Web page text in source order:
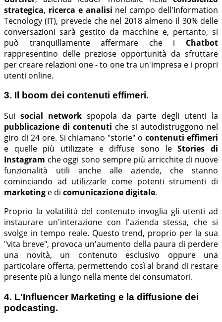
strategica, ricerca e analisi nel campo dell'Information
Tecnology (IT), prevede che nel 2018 almeno il 30% delle
conversazioni sarà gestito da macchine e, pertanto, si
può tranquillamente affermare che i Chatbot
rappresentino delle preziose opportunità da sfruttare
per creare relazioni one - to one tra un'impresa e i propri
utenti online.
3. Il boom dei contenuti effimeri.
Sui social network spopola da parte degli utenti la
pubblicazione di contenuti che si autodistruggono nel
giro di 24 ore. Si chiamano "storie" ocontenuti effimeri
e quelle più utilizzate e diffuse sono leStories di
Instagram che oggi sono sempre più arricchite di nuove
funzionalità utili anche alle aziende, che stanno
cominciando ad utilizzarle come potenti strumenti di
marketing e di comunicazione digitale.
Proprio la volatilità del contenuto invoglia gli utenti ad
instaurare un'interazione con l'azienda stessa, che si
svolge in tempo reale. Questo trend, proprio per la sua
"vita breve", provoca un'aumento della paura di perdere
una novità, un contenuto esclusivo oppure una
particolare offerta, permettendo così al brand di restare
presente più a lungo nella mente dei consumatori.
4. L'Influencer Marketing e la diffusione dei
podcasting.